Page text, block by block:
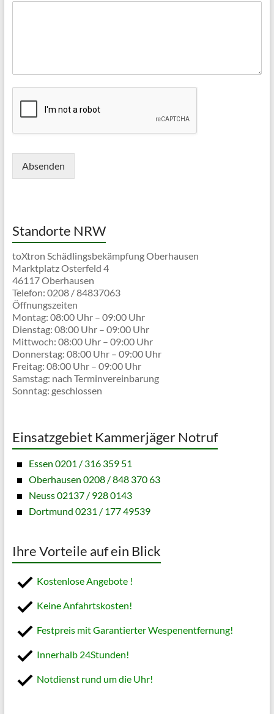
Absenden
Standorte NRW
toXtron Schädlingsbekämpfung Oberhausen
Marktplatz Osterfeld 4
46117 Oberhausen
Telefon: 0208 / 84837063
Öffnungszeiten
Montag: 08:00 Uhr – 09:00 Uhr
Dienstag: 08:00 Uhr – 09:00 Uhr
Mittwoch: 08:00 Uhr – 09:00 Uhr
Donnerstag: 08:00 Uhr – 09:00 Uhr
Freitag: 08:00 Uhr – 09:00 Uhr
Samstag: nach Terminvereinbarung
Sonntag: geschlossen
Einsatzgebiet Kammerjäger Notruf
Essen 0201 / 316 359 51
Oberhausen 0208 / 848 370 63
Neuss 02137 / 928 0143
Dortmund 0231 / 177 49539
Ihre Vorteile auf ein Blick
Kostenlose Angebote !
Keine Anfahrtskosten!
Festpreis mit Garantierter Wespenentfernung!
Innerhalb 24Stunden!
Notdienst rund um die Uhr!